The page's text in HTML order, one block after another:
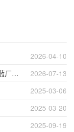
2026-04-10
2026-07-13
精密过滤器旁路阀门未关会有故障吗？水天蓝厂家详解旁路常开各类隐患与处置方案
2025-03-06
2025-03-20
2025-09-19